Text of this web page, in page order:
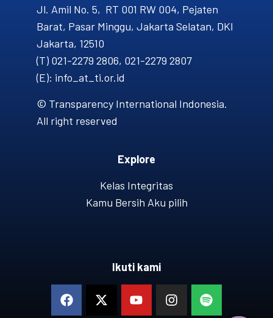
Jl. Amil No. 5, RT 001 RW 004, Pejaten
Barat, Pasar Minggu, Jakarta Selatan, DKI
Jakarta, 12510
(T) 021-2279 2806, 021-2279 2807
(E): info_at_ti.or.id
© Transparency International Indonesia.
All right reserved
Explore
Kelas Integritas
Kamu Bersih Aku pilih
Ikuti kami